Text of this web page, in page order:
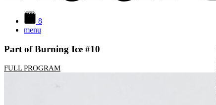
8
menu
Part of Burning Ice #10
FULL PROGRAM